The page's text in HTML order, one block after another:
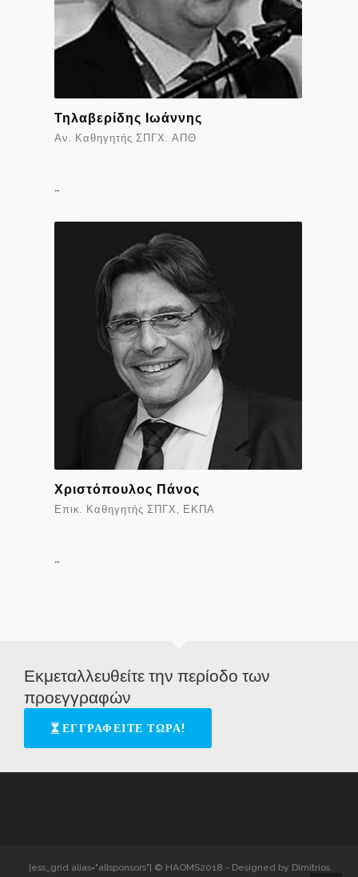
Τηλαβερίδης Ιωάννης
Αν. Καθηγητής ΣΠΓΧ. ΑΠΘ
…
Χριστόπουλος Πάνος
Επικ. Καθηγητής ΣΠΓΧ, ΕΚΠΑ
…
Εκμεταλλευθείτε την περίοδο των
προεγγραφών
ΕΓΓΡΑΦΕΙΤΕ ΤΩΡΑ!
[ess_grid alias="allsponsors"] © HAOMS2018 - Designed by Dimitrios